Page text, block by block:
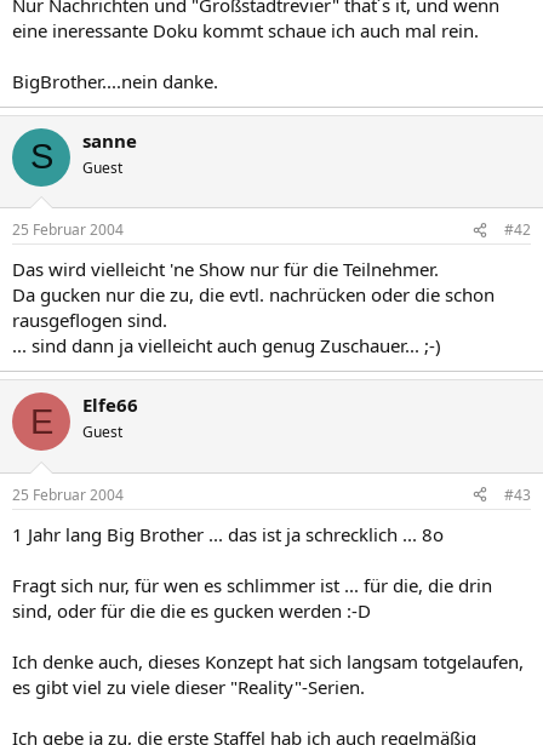
eine ineressante Doku kommt schaue ich auch mal rein.
BigBrother....nein danke.
S sanne
Guest
25 Februar 2004 #42
Das wird vielleicht 'ne Show nur für die Teilnehmer.
Da gucken nur die zu, die evtl. nachrücken oder die schon
rausgeflogen sind.
... sind dann ja vielleicht auch genug Zuschauer... ;-)
E Elfe66
Guest
25 Februar 2004 #43
1 Jahr lang Big Brother ... das ist ja schrecklich ... 8o
Fragt sich nur, für wen es schlimmer ist ... für die, die drin
sind, oder für die die es gucken werden :-D
Ich denke auch, dieses Konzept hat sich langsam totgelaufen,
es gibt viel zu viele dieser "Reality"-Serien.
Ich gebe ja zu, die erste Staffel hab ich auch regelmäßig